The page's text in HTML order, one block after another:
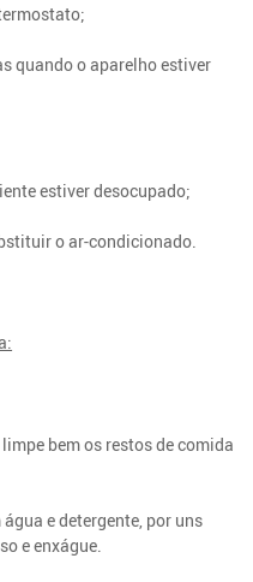
quando o aparelho estiver
estiver desocupado;
o ar-condicionado.
bem os restos de comida
e detergente, por uns
e enxágue.